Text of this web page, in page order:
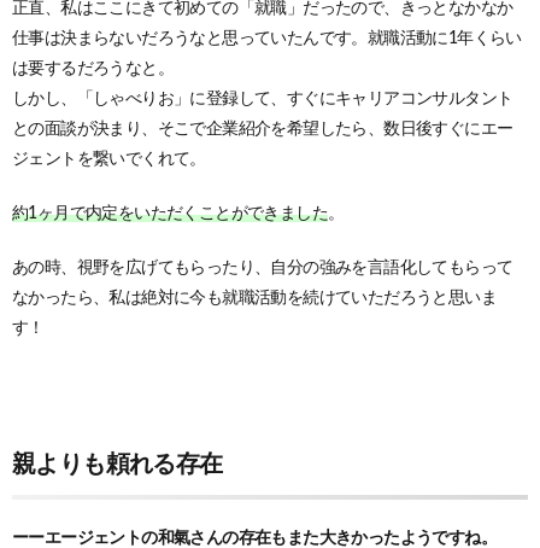
正直、私はここにきて初めての「就職」だったので、きっとなかなか
仕事は決まらないだろうなと思っていたんです。就職活動に1年くらい
は要するだろうなと。
しかし、「しゃべりお」に登録して、すぐにキャリアコンサルタント
との面談が決まり、そこで企業紹介を希望したら、数日後すぐにエー
ジェントを繋いでくれて。
約1ヶ月で内定をいただくことができました。
あの時、視野を広げてもらったり、自分の強みを言語化してもらって
なかったら、私は絶対に今も就職活動を続けていただろうと思いま
す！
親よりも頼れる存在
ーーエージェントの和氣さんの存在もまた大きかったようですね。